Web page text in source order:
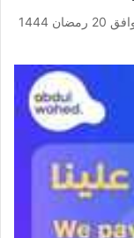
عروض احمد عبد الواحد اليوم 11 ابريل 2023 الموافق 20 رمضان 1444